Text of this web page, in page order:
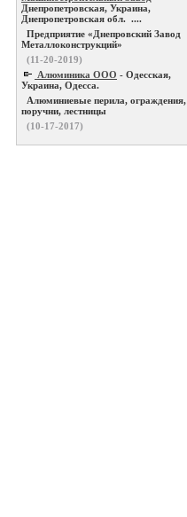
Днепропетровская, Украина,
Днепропетровская обл. ....
Предприятие «Днепровский Завод
Металлоконструкций»
(11-20-2019)
Алюминика ООО - Одесская,
Украина, Одесса.
Алюминиевые перила, ограждения,
поручни, лестницы
(10-17-2017)